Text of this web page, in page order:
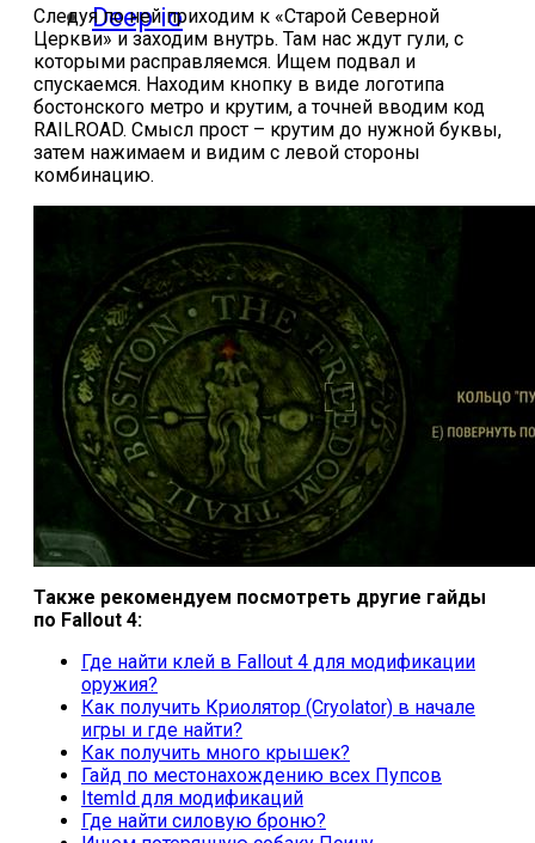
Deep io
Следуя по ней приходим к «Старой Северной
Церкви» и заходим внутрь. Там нас ждут гули, с
которыми расправляемся. Ищем подвал и
спускаемся. Находим кнопку в виде логотипа
бостонского метро и крутим, а точней вводим код
RAILROAD. Смысл прост – крутим до нужной буквы,
затем нажимаем и видим с левой стороны
комбинацию.
Также рекомендуем посмотреть другие гайды
по Fallout 4:
Где найти клей в Fallout 4 для модификации
оружия?
Как получить Криолятор (Cryolator) в начале
игры и где найти?
Как получить много крышек?
Гайд по местонахождению всех Пупсов
ItemId для модификаций
Где найти силовую броню?